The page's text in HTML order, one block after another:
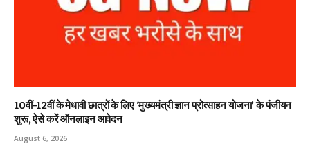
10वीं-12वीं के मेधावी छात्रों के लिए ‘मुख्यमंत्री ज्ञान प्रोत्साहन योजना’ के पंजीयन
शुरू, ऐसे करें ऑनलाइन आवेदन
August 6, 2026